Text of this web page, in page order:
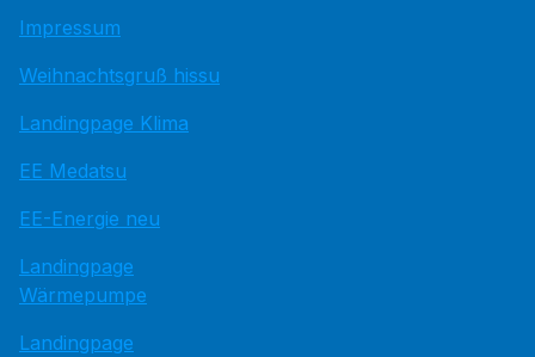
Impressum
Weihnachtsgruß hissu
Landingpage Klima
EE Medatsu
EE-Energie neu
Landingpage
Wärmepumpe
Landingpage